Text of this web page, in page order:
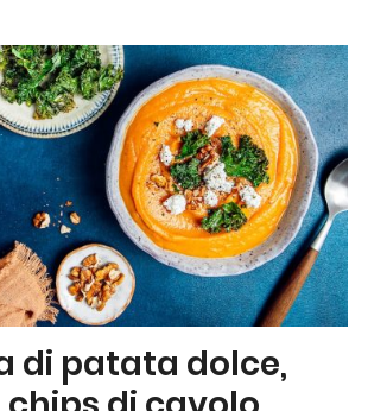
di patata dolce,